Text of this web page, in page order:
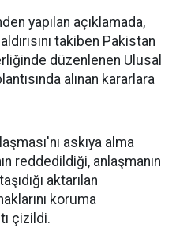
yapılan açıklamada,
takiben Pakistan
düzenlenen Ulusal
alınan kararlara
askıya alma
reddedildiği, anlaşmanın
aktarılan
koruma
çizildi.